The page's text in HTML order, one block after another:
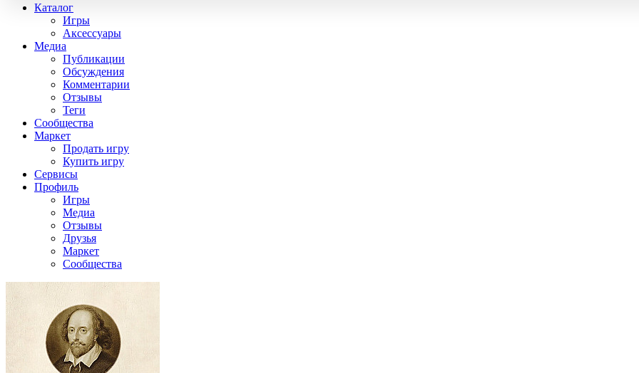
Каталог
Игры
Аксессуары
Медиа
Публикации
Обсуждения
Комментарии
Отзывы
Теги
Сообщества
Маркет
Продать игру
Купить игру
Сервисы
Профиль
Игры
Медиа
Отзывы
Друзья
Маркет
Сообщества